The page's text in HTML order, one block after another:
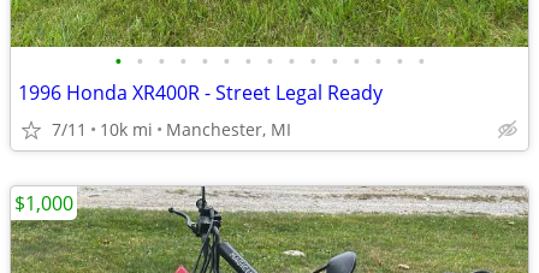
• • • • • • • • • • • • • • •
1996 Honda XR400R - Street Legal Ready
7/11 10k mi Manchester, MI
$1,000